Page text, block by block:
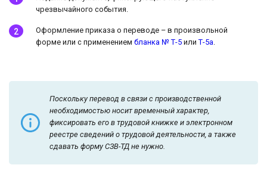
чрезвычайного события.
Оформление приказа о переводе – в произвольной
форме или с применением бланка № Т-5 или Т-5а.
Поскольку перевод в связи с производственной
необходимостью носит временный характер,
фиксировать его в трудовой книжке и электронном
реестре сведений о трудовой деятельности, а также
сдавать форму СЗВ-ТД не нужно.